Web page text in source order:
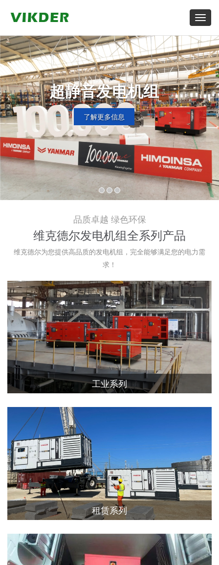
Toggle
超静音发电机组
了解更多信息
品质卓越 绿色环保
维克德尔发电机组全系列产品
维克德尔为您提供高品质的发电机组，完全能够满足您的电力需
求！
工业系列
租赁系列